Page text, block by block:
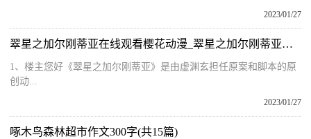
2023/01/27
翠星之加尔刚蒂亚在线观看樱花动漫_翠星之加尔刚蒂亚漫画
1、楼主您好《翠星之加尔刚蒂亚》是由虚渊玄担任原案和脚本的原
创动...
2023/01/27
啄木鸟森林超市作文300字(共15篇)